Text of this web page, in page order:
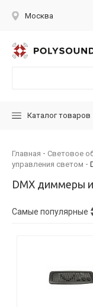
Москва
Каталог товаров
Главная Световое
управления светом
DMX диммеры